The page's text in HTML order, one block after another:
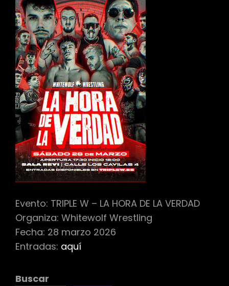
Evento: TRIPLE W – LA HORA DE LA VERDAD
Organiza: Whitewolf Wrestling
Fecha: 28 marzo 2026
Entradas: aquí
Buscar